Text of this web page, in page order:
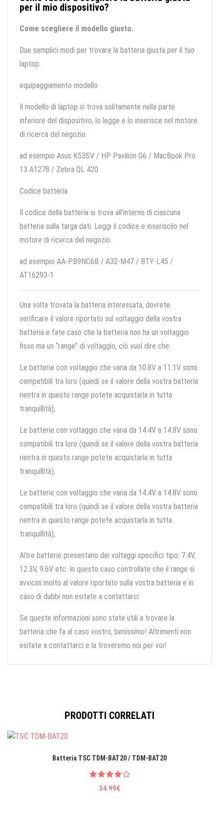
per il mio dispositivo?
Come scegliere il modello giusto.
Due semplici modi per trovare la batteria giusta per il tuo
laptop.
equipaggiamento modello
Il modello di laptop si trova solitamente nella parte
inferiore del dispositivo, lo legge e lo inserisce nel motore
di ricerca del negozio.
ad esempio Asus K53SV / HP Pavilion G6 / MacBook Pro
13 A1278 / Zebra QL 420
Codice batteria
Il codice della batteria si trova all'interno di ciascuna
batteria sulla targa dati. Leggi il codice e inseriscilo nel
motore di ricerca del negozio.
ad esempio AA-PB9NC6B / A32-M47 / BTY-L45 /
AT16293-1
Una volta trovata la batteria interessata, dovrete
verificare il valore riportato sul voltaggio della vostra
batteria e fate caso che la batteria non ha un voltaggio
fisso ma un “range” di voltaggio, ciò vuol dire che:
Le batterie con voltaggio che varia da 10.8V a 11.1V sono
compatibili tra loro (quindi se il valore della vostra batteria
rientra in questo range potete acquistarla in tutta
tranquillità);
Le batterie con voltaggio che varia da 14.4V a 14.8V sono
compatibili tra loro (quindi se il valore della vostra batteria
rientra in questo range potete acquistarla in tutta
tranquillità);
Le batterie con voltaggio che varia da 14.4V a 14.8V sono
compatibili tra loro (quindi se il valore della vostra batteria
rientra in questo range potete acquistarla in tutta
tranquillità);
Altre batterie presentano dei voltaggi specifici tipo: 7.4V,
12.3V, 9.6V etc. In questo caso controllate che il range si
avvicini molto al valore riportato sulla vostra batteria e in
caso di dubbi non esitate a contattarci.
Se queste informazioni sono state utili a trovare la
batteria che fa al caso vostro, benissimo! Altrimenti non
esitate a contattarci e la troveremo noi per voi!
PRODOTTI CORRELATI
Batteria TSC TDM-BAT20 / TDM-BAT20
34.99€